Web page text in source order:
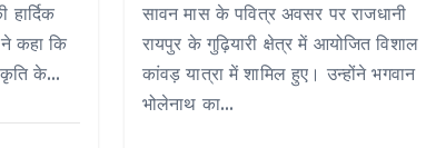
कहा कि
के…
सावन मास के पवित्र अवसर पर राजधानी
रायपुर के गुढ़ियारी क्षेत्र में आयोजित विशाल
कांवड़ यात्रा में शामिल हुए। उन्होंने भगवान
भोलेनाथ का…